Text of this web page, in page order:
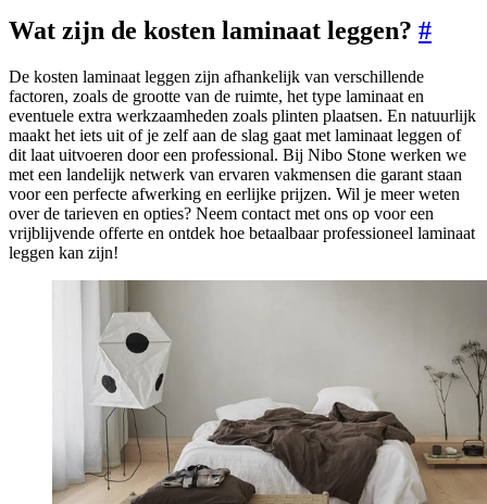
Wat zijn de kosten laminaat leggen? #
De kosten laminaat leggen zijn afhankelijk van verschillende
factoren, zoals de grootte van de ruimte, het type laminaat en
eventuele extra werkzaamheden zoals plinten plaatsen. En natuurlijk
maakt het iets uit of je zelf aan de slag gaat met laminaat leggen of
dit laat uitvoeren door een professional. Bij Nibo Stone werken we
met een landelijk netwerk van ervaren vakmensen die garant staan
voor een perfecte afwerking en eerlijke prijzen. Wil je meer weten
over de tarieven en opties? Neem contact met ons op voor een
vrijblijvende offerte en ontdek hoe betaalbaar professioneel laminaat
leggen kan zijn!